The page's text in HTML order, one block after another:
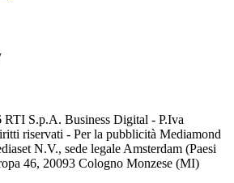
RTI S.p.A. Business Digital - P.Iva
riservati - Per la pubblicità Mediamond
N.V., sede legale Amsterdam (Paesi
46, 20093 Cologno Monzese (MI)